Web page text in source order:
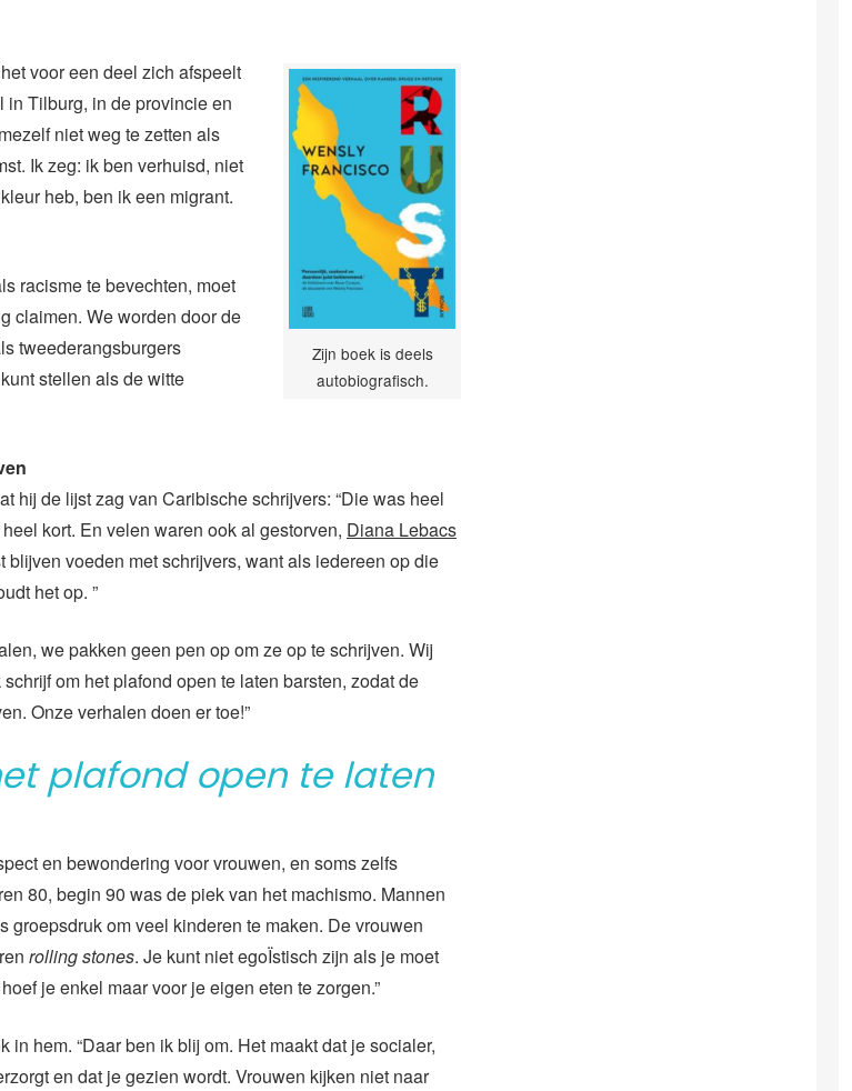
Zijn boek is deels
autobiografisch.
voor een deel zich afspeelt
Tilburg, in de provincie en
niet weg te zetten als
Ik zeg: ik ben verhuisd, niet
heb, ben ik een migrant.
racisme te bevechten, moet
claimen. We worden door de
tweederangsburgers
stellen als de witte
hij de lijst zag van Caribische schrijvers: “Die was heel
kort. En velen waren ook al gestorven, Diana Lebacs
voeden met schrijvers, want als iedereen op die
het op. ”
we pakken geen pen op om ze op te schrijven. Wij
om het plafond open te laten barsten, zodat de
Onze verhalen doen er toe!”
plafond open te laten
en bewondering voor vrouwen, en soms zelfs
80, begin 90 was de piek van het machismo. Mannen
groepsdruk om veel kinderen te maken. De vrouwen
rolling stones. Je kunt niet egoÏstisch zijn als je moet
je enkel maar voor je eigen eten te zorgen.”
in hem. “Daar ben ik blij om. Het maakt dat je socialer,
en dat je gezien wordt. Vrouwen kijken niet naar